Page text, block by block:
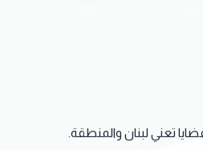
تعني لبنان والمنطقة.